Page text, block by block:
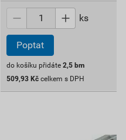
ks
Poptat
do košíku přidáte 2,5 bm
509,93 Kč celkem s DPH